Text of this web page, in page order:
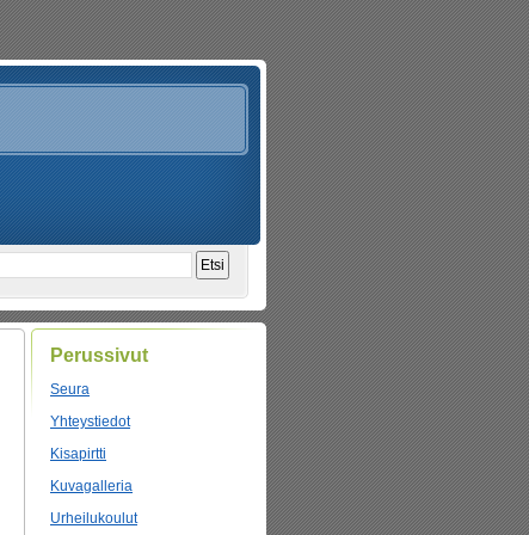
Perussivut
Seura
Yhteystiedot
Kisapirtti
Kuvagalleria
Urheilukoulut